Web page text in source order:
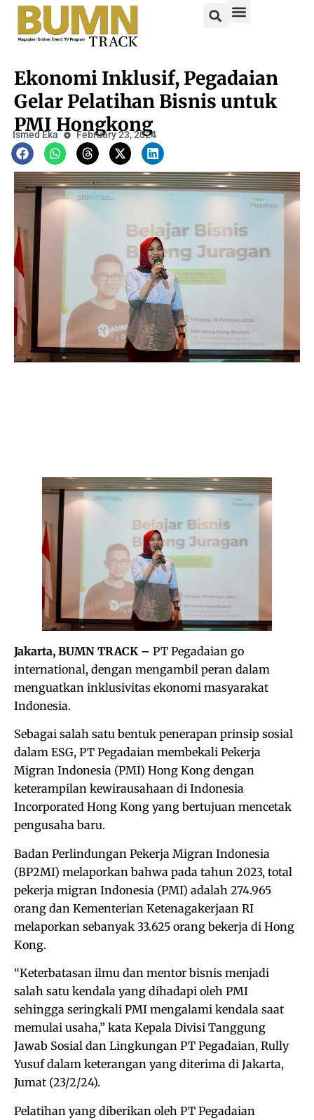
Ekonomi Inklusif, Pegadaian
Gelar Pelatihan Bisnis untuk
PMI Hongkong
Ismed Eka February 23, 2024
Jakarta, BUMN TRACK – PT Pegadaian go
international, dengan mengambil peran dalam
menguatkan inklusivitas ekonomi masyarakat
Indonesia.
Sebagai salah satu bentuk penerapan prinsip sosial
dalam ESG, PT Pegadaian membekali Pekerja
Migran Indonesia (PMI) Hong Kong dengan
keterampilan kewirausahaan di Indonesia
Incorporated Hong Kong yang bertujuan mencetak
pengusaha baru.
Badan Perlindungan Pekerja Migran Indonesia
(BP2MI) melaporkan bahwa pada tahun 2023, total
pekerja migran Indonesia (PMI) adalah 274.965
orang dan Kementerian Ketenagakerjaan RI
melaporkan sebanyak 33.625 orang bekerja di Hong
Kong.
“Keterbatasan ilmu dan mentor bisnis menjadi
salah satu kendala yang dihadapi oleh PMI
sehingga seringkali PMI mengalami kendala saat
memulai usaha,” kata Kepala Divisi Tanggung
Jawab Sosial dan Lingkungan PT Pegadaian, Rully
Yusuf dalam keterangan yang diterima di Jakarta,
Jumat (23/2/24).
Pelatihan yang diberikan oleh PT Pegadaian